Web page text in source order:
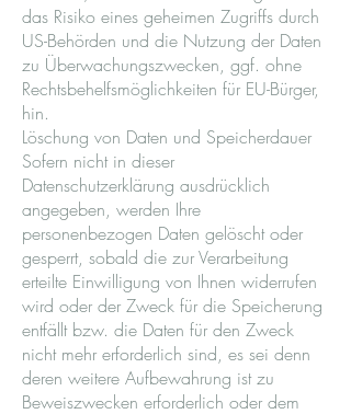
das Risiko eines geheimen Zugriffs durch
US-Behörden und die Nutzung der Daten
zu Überwachungszwecken, ggf. ohne
Rechtsbehelfsmöglichkeiten für EU-Bürger,
hin.
Löschung von Daten und Speicherdauer
Sofern nicht in dieser
Datenschutzerklärung ausdrücklich
angegeben, werden Ihre
personenbezogen Daten gelöscht oder
gesperrt, sobald die zur Verarbeitung
erteilte Einwilligung von Ihnen widerrufen
wird oder der Zweck für die Speicherung
entfällt bzw. die Daten für den Zweck
nicht mehr erforderlich sind, es sei denn
deren weitere Aufbewahrung ist zu
Beweiszwecken erforderlich oder dem